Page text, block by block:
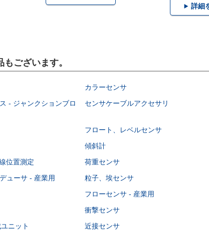
詳細
ございます。
カラーセンサ
- ジャンクションブロ
センサケーブルアクセサリ
フロート、レベルセンサ
傾斜計
位置測定 荷重センサ
ューサ - 産業用 粒子、埃センサ
フローセンサ - 産業用
衝撃センサ
ニット 近接センサ